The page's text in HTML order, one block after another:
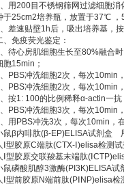
用200目不锈钢筛网过滤细胞
于25cm2培养瓶，放置于37℃ ，
差速贴壁1h后，吸出培养基，
、免疫荧光鉴定：
待心房肌细胞生长至80%融合
胞15min；
PBS冲洗细胞2次，每次10min
PBS冲洗细胞2次，每次10min
按1: 100的比例稀释α-actin一
PBS冲洗细胞3次，每次10min
用PBS冲洗3次，每次10min，
鼠β内啡肽(β-EP)ELISA试剂盒
Ⅰ型胶原C端肽(CTX-Ⅰ)elisa检测
Ⅰ型胶原交联羧基末端肽
鼠磷酸肌醇3激酶(PI3K)ELISA
Ⅰ型前胶原N端前肽(PⅠNP)elisa